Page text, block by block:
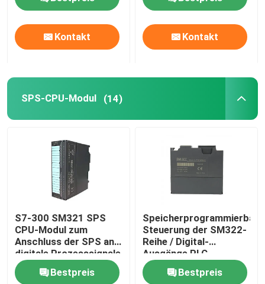
smps Schalter-Modusstromversorgung
Lärm-Schienen-Energie-Meter
mit einer Breite von mehr als 20 mm,
wasserdichter Schalterkasten
Selbst, der Kabelbinder zuschließt
Kontakt Kontakt
SPS-CPU-Modul (14)
S7-300 SM321 SPS
CPU-Modul zum
Anschluss der SPS an
digitale Prozesssignale
Bestpreis
Speicherprogrammierbare
Steuerung der SM322-
Reihe / Digital-
Ausgänge PLC-
Stromversorgungs-
Modul
Bestpreis